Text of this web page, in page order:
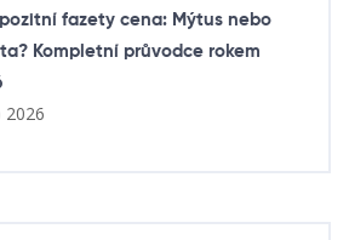
fazety cena: Mýtus nebo
Kompletní průvodce rokem
2026